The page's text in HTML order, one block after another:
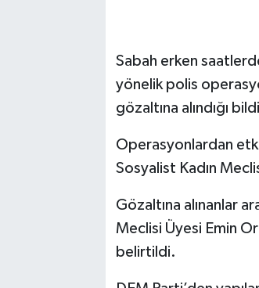
Sabah erken
yönelik polis
gözaltına alındığı
Operasyonlardan
Sosyalist Kadın
Gözaltına alınanlar
Meclisi Üyesi Emin
belirtildi.